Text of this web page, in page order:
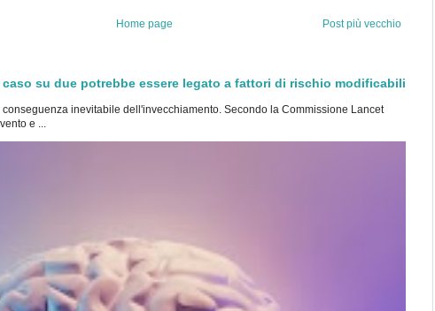
Post più vecchio
Home page
caso su due potrebbe essere legato a fattori di rischio modificabili
inevitabile dell'invecchiamento. Secondo la Commissione Lancet
e ...